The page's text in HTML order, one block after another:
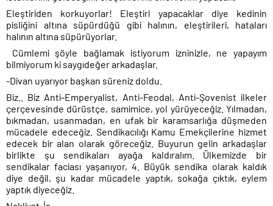
Eleştiriden korkuyorlar! Eleştiri yapacaklar diye kedinin
pisliğini altına süpürdüğü gibi halının, eleştirileri, hataları
halının altına süpürüyorlar.
Cümlemi şöyle bağlamak istiyorum izninizle, ne yapayım
bilmiyorum ki saygıdeğer arkadaşlar.
-Divan uyarıyor başkan süreniz doldu.
Biz.. Biz Anti-Emperyalist, Anti-Feodal, Anti-Şovenist ilkeler
çerçevesinde dürüstçe, samimice, yol yürüyeceğiz. Yılmadan,
bıkmadan, usanmadan, en ufak bir karamsarlığa düşmeden
mücadele edeceğiz. Sendikacılığı Kamu Emekçilerine hizmet
edecek bir alan olarak göreceğiz. Buyurun gelin arkadaşlar
birlikte şu sendikaları ayağa kaldıralım. Ülkemizde bir
sendikalar faciası yaşanıyor, 4. Büyük sendika olarak kaldık
diye değil, şu kadar mücadele yaptık, sokağa çıktık, eylem
yaptık diyeceğiz.